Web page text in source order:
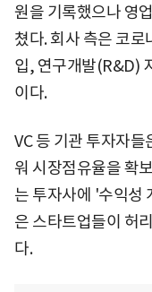
원을 기록했으나 영
쳤다. 회사 측은 코로
입, 연구개발(R&D)
이다.
VC 등 기관 투자자들
워 시장점유율을 확
는 투자사에 '수익성
은 스타트업들이 허
다.